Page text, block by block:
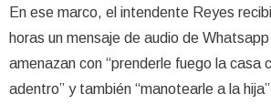
En ese marco, el intendente Reyes
horas un mensaje de audio de
amenazan con “prenderle fuego la casa
adentro” y también “manotearle a la